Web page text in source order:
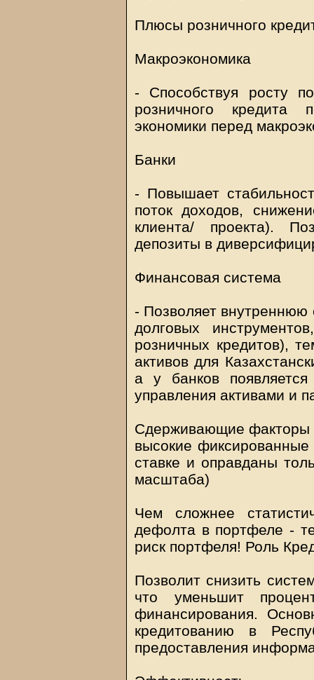
Плюсы розничного
Макроэкономика
- Способствуя росту
розничного кредита
экономики перед
Банки
- Повышает
поток доходов,
клиента/ проекта).
депозиты в
Финансовая система
- Позволяет внутреннюю
долговых
розничных кредитов),
активов для
а у банков
управления активами и
Сдерживающие факторы
высокие
ставке и оправданы
масштаба)
Чем сложнее
дефолта в портфеле -
риск портфеля! Роль
Позволит снизить
что уменьшит
финансирования.
кредитованию в
предоставления